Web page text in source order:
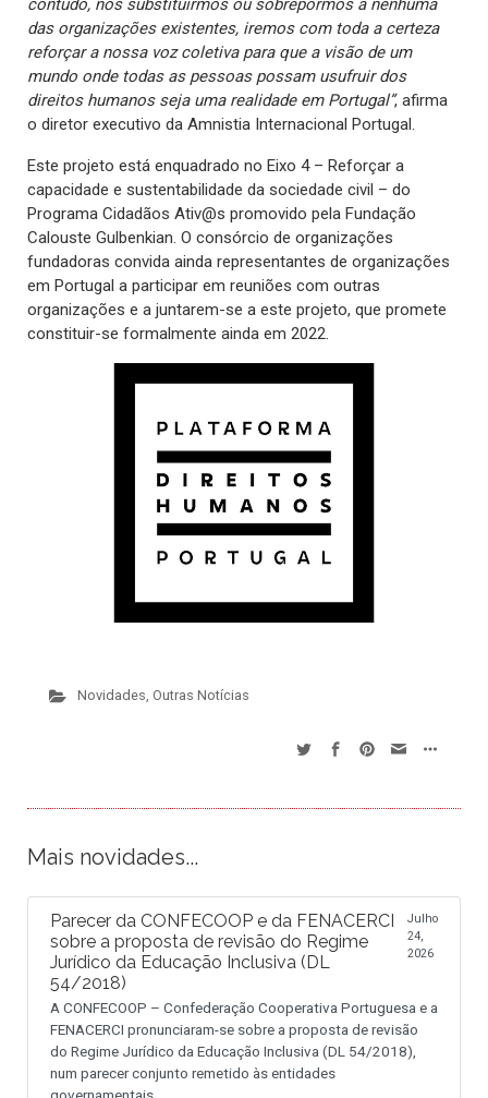
contudo, nos substituirmos ou sobrepormos a nenhuma
das organizações existentes, iremos com toda a certeza
reforçar a nossa voz coletiva para que a visão de um
mundo onde todas as pessoas possam usufruir dos
direitos humanos seja uma realidade em Portugal”, afirma
o diretor executivo da Amnistia Internacional Portugal.
Este projeto está enquadrado no Eixo 4 – Reforçar a
capacidade e sustentabilidade da sociedade civil – do
Programa Cidadãos Ativ@s promovido pela Fundação
Calouste Gulbenkian. O consórcio de organizações
fundadoras convida ainda representantes de organizações
em Portugal a participar em reuniões com outras
organizações e a juntarem-se a este projeto, que promete
constituir-se formalmente ainda em 2022.
Novidades, Outras Notícias
Mais novidades...
Parecer da CONFECOOP e da FENACERCI
sobre a proposta de revisão do Regime
Jurídico da Educação Inclusiva (DL
54/2018)
Julho
24,
2026
A CONFECOOP – Confederação Cooperativa Portuguesa e a
FENACERCI pronunciaram-se sobre a proposta de revisão
do Regime Jurídico da Educação Inclusiva (DL 54/2018),
num parecer conjunto remetido às entidades